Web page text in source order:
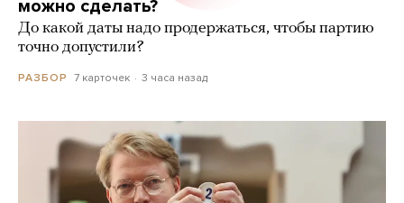
можно сделать?
До какой даты надо продержаться, чтобы партию
точно допустили?
РАЗБОР 7 карточек 3 часа назад